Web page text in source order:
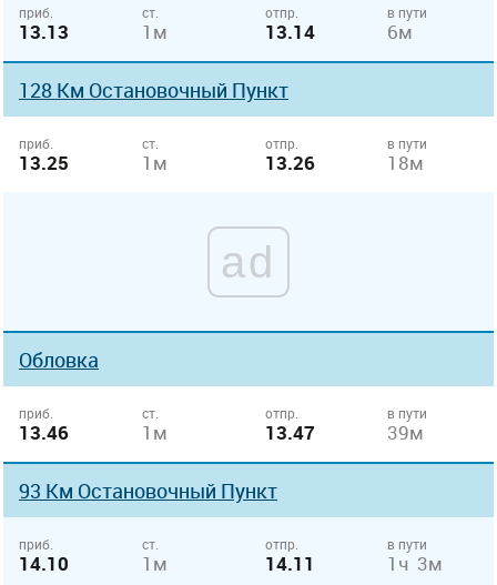
приб.
13.13
ст.
1м
отпр.
13.14
в пути
6м
128 Км Остановочный Пункт
приб.
13.25
ст.
1м
отпр.
13.26
в пути
18м
ad
Обловка
приб.
13.46
ст.
1м
отпр.
13.47
в пути
39м
93 Км Остановочный Пункт
приб.
14.10
ст.
1м
отпр.
14.11
в пути
1ч 3м